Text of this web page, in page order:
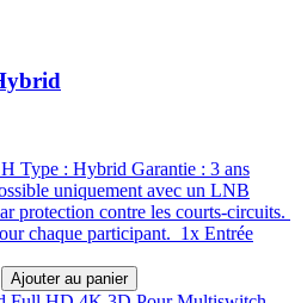
Type : Hybrid Garantie : 3 ans
uniquement avec un LNB
protection contre les courts-circuits.
chaque participant. 1x Entrée
Ajouter au panier